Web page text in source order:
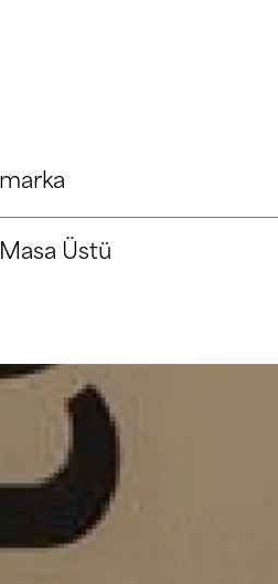
Üstü